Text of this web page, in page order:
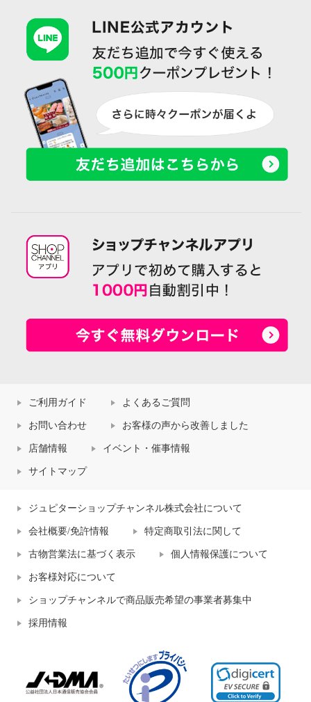
ご利用ガイド よくあるご質問
お問い合わせ お客様の声から改善しました
店舗情報 イベント・催事情報
サイトマップ
ジュピターショップチャンネル株式会社について
会社概要/免許情報 特定商取引法に関して
古物営業法に基づく表示 個人情報保護について
お客様対応について
ショップチャンネルで商品販売希望の事業者募集中
採用情報